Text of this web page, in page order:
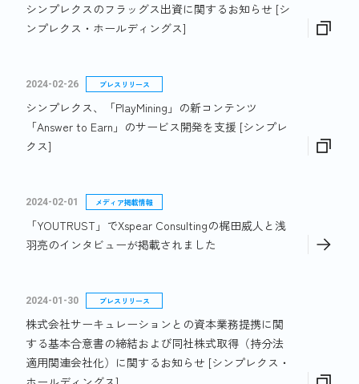
シンプレクスのフラッグス出資に関するお知らせ [シ
ンプレクス・ホールディングス]
2024-02-26 プレスリリース
シンプレクス、「PlayMining」の新コンテンツ
「Answer to Earn」のサービス開発を支援 [シンプレ
クス]
2024-02-01 メディア掲載情報
「YOUTRUST」でXspear Consultingの梶田威人と浅
羽亮のインタビューが掲載されました
2024-01-30 プレスリリース
株式会社サーキュレーションとの資本業務提携に関
する基本合意書の締結および同社株式取得（持分法
適用関連会社化）に関するお知らせ [シンプレクス・